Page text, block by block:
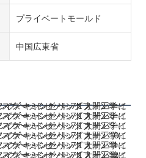
プライベートモールド
中国広東省